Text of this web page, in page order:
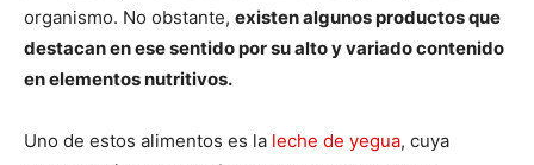
organismo. No obstante, existen algunos productos que
destacan en ese sentido por su alto y variado contenido
en elementos nutritivos.
Uno de estos alimentos es la leche de yegua, cuya